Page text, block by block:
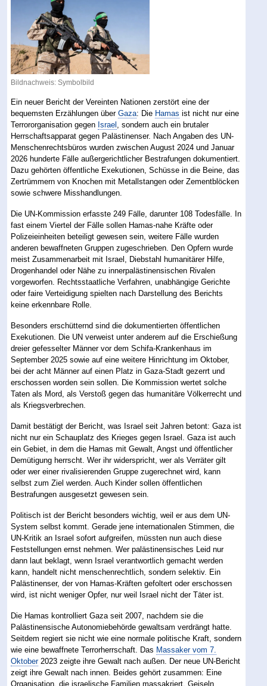
Bildnachweis: Symbolbild
Ein neuer Bericht der Vereinten Nationen zerstört eine der
bequemsten Erzählungen überGaza: Die Hamas ist nicht nur eine
Terrororganisation gegen Israel
, sondern auch ein brutaler
Herrschaftsapparat gegen Palästinenser. Nach Angaben des UN-
Menschenrechtsbüros wurden zwischen August 2024 und Januar
2026 hunderte Fälle außergerichtlicher Bestrafungen dokumentiert.
Dazu gehörten öffentliche Exekutionen, Schüsse in die Beine, das
Zertrümmern von Knochen mit Metallstangen oder Zementblöcken
sowie schwere Misshandlungen.
Die UN-Kommission erfasste 249 Fälle, darunter 108 Todesfälle. In
fast einem Viertel der Fälle sollen Hamas-nahe Kräfte oder
Polizeieinheiten beteiligt gewesen sein, weitere Fälle wurden
anderen bewaffneten Gruppen zugeschrieben. Den Opfern wurde
meist Zusammenarbeit mit Israel, Diebstahl humanitärer Hilfe,
Drogenhandel oder Nähe zu innerpalästinensischen Rivalen
vorgeworfen. Rechtsstaatliche Verfahren, unabhängige Gerichte
oder faire Verteidigung spielten nach Darstellung des Berichts
keine erkennbare Rolle.
Besonders erschütternd sind die dokumentierten öffentlichen
Exekutionen. Die UN verweist unter anderem auf die Erschießung
dreier gefesselter Männer vor dem Schifa-Krankenhaus im
September 2025 sowie auf eine weitere Hinrichtung im Oktober,
bei der acht Männer auf einen Platz in Gaza-Stadt gezerrt und
erschossen worden sein sollen. Die Kommission wertet solche
Taten als Mord, als Verstoß gegen das humanitäre Völkerrecht und
als Kriegsverbrechen.
Damit bestätigt der Bericht, was Israel seit Jahren betont: Gaza ist
nicht nur ein Schauplatz des Krieges gegen Israel. Gaza ist auch
ein Gebiet, in dem die Hamas mit Gewalt, Angst und öffentlicher
Demütigung herrscht. Wer ihr widerspricht, wer als Verräter gilt
oder wer einer rivalisierenden Gruppe zugerechnet wird, kann
selbst zum Ziel werden. Auch Kinder sollen öffentlichen
Bestrafungen ausgesetzt gewesen sein.
Politisch ist der Bericht besonders wichtig, weil er aus dem UN-
System selbst kommt. Gerade jene internationalen Stimmen, die
UN-Kritik an Israel sofort aufgreifen, müssten nun auch diese
Feststellungen ernst nehmen. Wer palästinensisches Leid nur
dann laut beklagt, wenn Israel verantwortlich gemacht werden
kann, handelt nicht menschenrechtlich, sondern selektiv. Ein
Palästinenser, der von Hamas-Kräften gefoltert oder erschossen
wird, ist nicht weniger Opfer, nur weil Israel nicht der Täter ist.
Die Hamas kontrolliert Gaza seit 2007, nachdem sie die
Palästinensische Autonomiebehörde gewaltsam verdrängt hatte.
Seitdem regiert sie nicht wie eine normale politische Kraft, sondern
wie eine bewaffnete Terrorherrschaft. Das Massaker vom 7.
Oktober2023 zeigte ihre Gewalt nach außen. Der neue UN-Bericht
zeigt ihre Gewalt nach innen. Beides gehört zusammen: Eine
Organisation, die israelische Familien massakriert, Geiseln